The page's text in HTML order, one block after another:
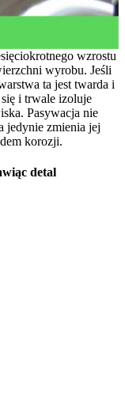
wzrostu
wyrobu. Jeśli
ta jest twarda i
się i trwale izoluje
Pasywacja nie
jedynie zmienia jej
korozji.
detal